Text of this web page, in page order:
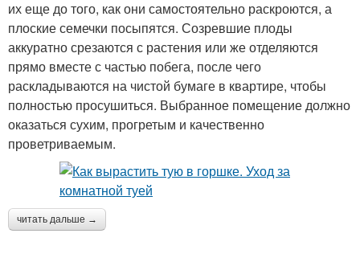
их еще до того, как они самостоятельно раскроются, а
плоские семечки посыпятся. Созревшие плоды
аккуратно срезаются с растения или же отделяются
прямо вместе с частью побега, после чего
раскладываются на чистой бумаге в квартире, чтобы
полностью просушиться. Выбранное помещение должно
оказаться сухим, прогретым и качественно
проветриваемым.
читать дальше →